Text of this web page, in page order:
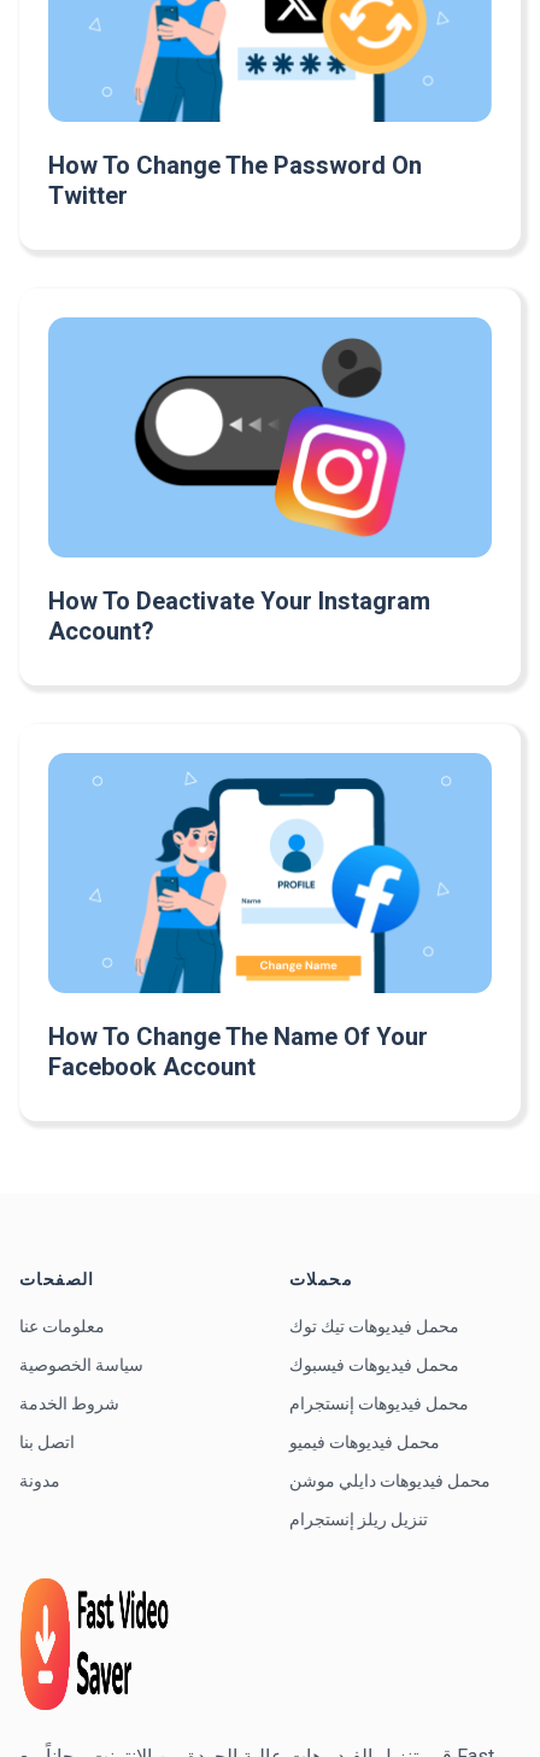
How To Change The Password On
Twitter
How To Deactivate Your Instagram
Account?
How To Change The Name Of Your
Facebook Account
الصفحات
معلومات عنا
سياسة الخصوصية
شروط الخدمة
اتصل بنا
مدونة
محملات
محمل فيديوهات تيك توك
محمل فيديوهات فيسبوك
محمل فيديوهات إنستجرام
محمل فيديوهات فيميو
محمل فيديوهات دايلي موشن
تنزيل ريلز إنستجرام